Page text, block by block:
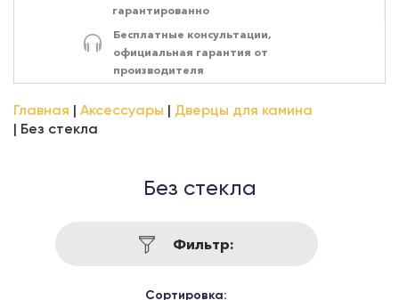
ЭНЕРГОСИСТЕМЫ
гарантированно
Бесплатные консультации,
официальная гарантия от
производителя
Главная Аксессуары
Дверцы для камина
Без стекла
Без стекла
Фильтр:
Сортировка: